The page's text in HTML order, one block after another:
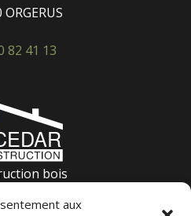
aux
82 41 13
bois